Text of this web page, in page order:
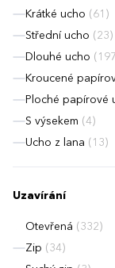
Krátké ucho (61)
Střední ucho (23)
Dlouhé ucho
Kroucené
Ploché papírové
S výsekem (4)
Ucho z lana (13)
Uzavírání
Otevřená (332)
Zip (34)